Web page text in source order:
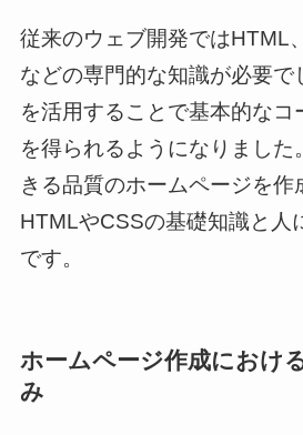
従来のウェブ開発ではHTML
などの専門的な知識が必要
を活用することで基本的なコ
を得られるようになりました
きる品質のホームページを作
HTMLやCSSの基礎知識と人
です。
ホームページ作成におけ
み